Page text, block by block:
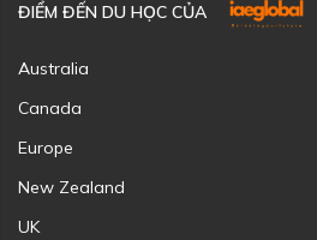
ĐIỂM ĐẾN DU HỌC CỦA
Australia
Canada
Europe
New Zealand
UK